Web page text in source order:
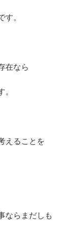
す。
在なら
。
えることを
ならまだしも